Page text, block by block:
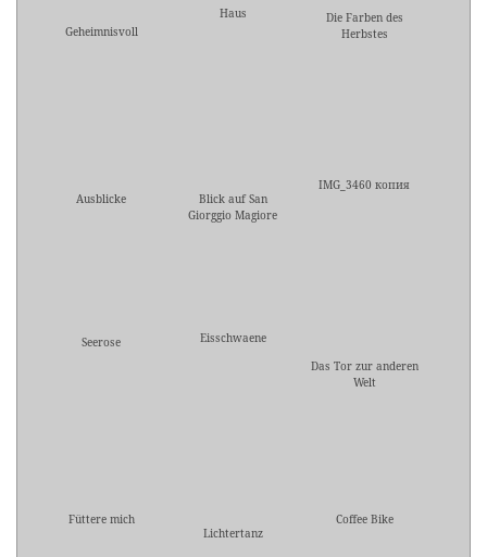
Geheimnisvoll
Haus
Die Farben des
Herbstes
Ausblicke
Blick auf San
Giorggio Magiore
IMG_3460 копия
Seerose
Eisschwaene
Das Tor zur anderen
Welt
Füttere mich
Lichtertanz
Coffee Bike